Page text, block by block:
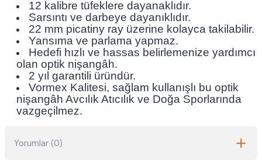
12 kalibre tüfeklere dayanaklıdır.
Sarsıntı ve darbeye dayanıklıdır.
22 mm picatiny ray üzerine kolayca takilabilir.
Yansıma ve parlama yapmaz.
Hedefi hızlı ve hassas belirlemenize yardımcı
olan optik nişangâh.
2 yıl garantili üründür.
Vormex Kalitesi, sağlam kullanışlı bu optik
nişangâh Avcılık Atıcılık ve Doğa Sporlarında
vazgeçilmez.
Yorumlar (0)